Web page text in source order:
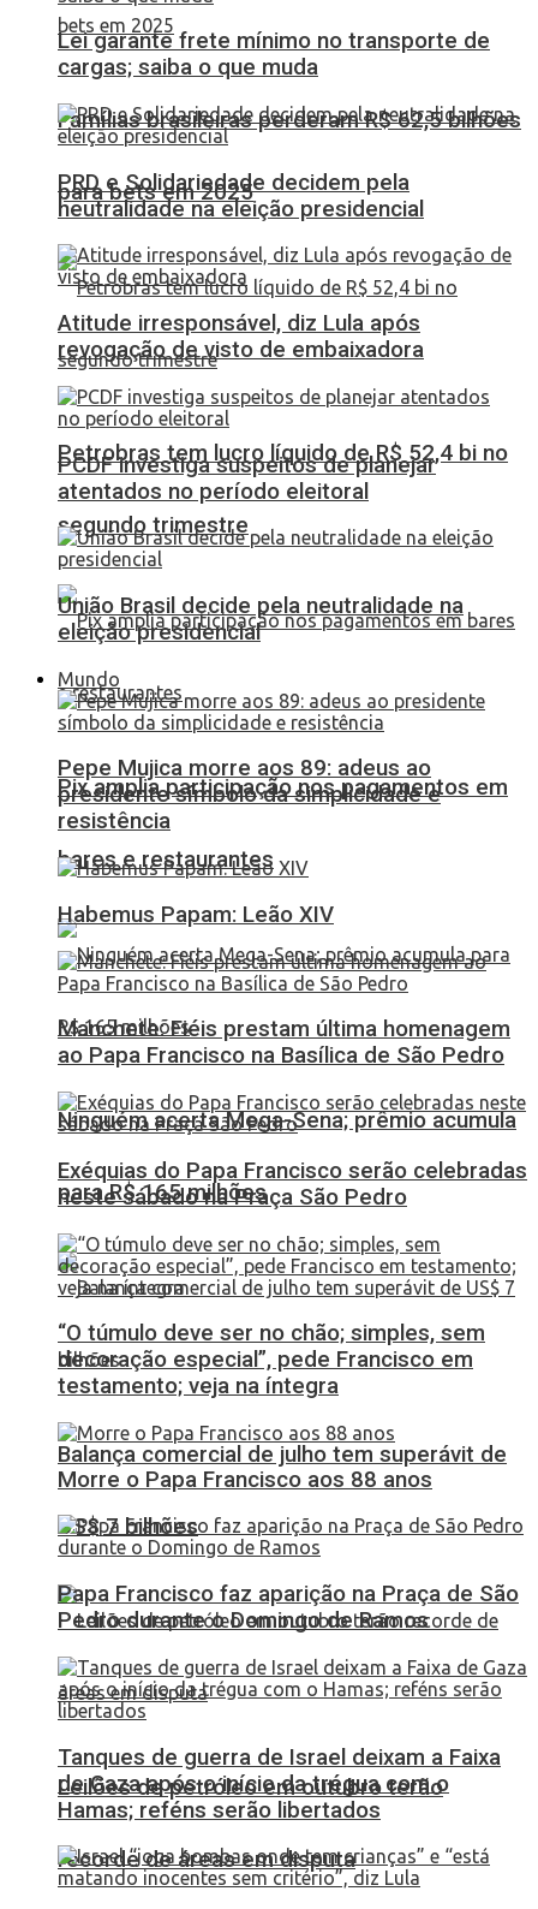
Famílias brasileiras perderam R$ 62,5 bilhões
para bets em 2025
Petrobras tem lucro líquido de R$ 52,4 bi no
segundo trimestre
Pix amplia participação nos pagamentos em
bares e restaurantes
Ninguém acerta Mega-Sena; prêmio acumula
para R$ 165 milhões
Balança comercial de julho tem superávit de
US$ 7 bilhões
Leilões de petróleo em outubro terão
recorde de áreas em disputa
Lei garante frete mínimo no transporte de
cargas; saiba o que muda
PRD e Solidariedade decidem pela
neutralidade na eleição presidencial
Atitude irresponsável, diz Lula após
revogação de visto de embaixadora
PCDF investiga suspeitos de planejar
atentados no período eleitoral
União Brasil decide pela neutralidade na
eleição presidencial
Mundo
Pepe Mujica morre aos 89: adeus ao
presidente símbolo da simplicidade e
resistência
Habemus Papam: Leão XIV
Manchete: Fiéis prestam última homenagem
ao Papa Francisco na Basílica de São Pedro
Exéquias do Papa Francisco serão celebradas
neste sábado na Praça São Pedro
“O túmulo deve ser no chão; simples, sem
decoração especial”, pede Francisco em
testamento; veja na íntegra
Morre o Papa Francisco aos 88 anos
Papa Francisco faz aparição na Praça de São
Pedro durante o Domingo de Ramos
Tanques de guerra de Israel deixam a Faixa
de Gaza após o início da trégua com o
Hamas; reféns serão libertados